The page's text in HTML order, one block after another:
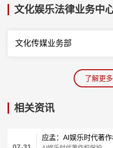
文化娱乐法律业务中
文化传媒业务部
了解更
相关资讯
应孟：AI娱乐时代著